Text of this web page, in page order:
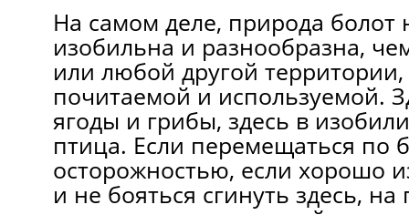
На самом деле, природа болот
изобильна и разнообразна,
или любой другой
почитаемой и используемой.
ягоды и грибы, здесь в
птица. Если перемещаться по
осторожностью, если хорошо
и не бояться сгинуть здесь,